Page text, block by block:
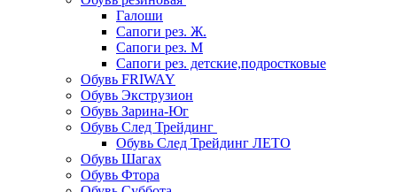
Галоши
Сапоги рез. Ж.
Сапоги рез. М
Сапоги рез. детские,подростковые
Обувь FRIWAY
Обувь Экструзион
Обувь Зарина-Юг
Обувь След Трейдинг
Обувь След Трейдинг ЛЕТО
Обувь Шагах
Обувь Фтора